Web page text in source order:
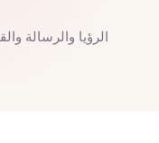
الرؤيا والرسالة